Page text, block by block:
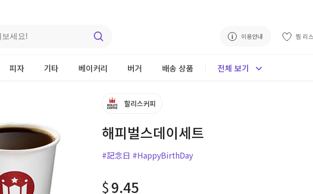
이용안내 찜 리
피자 기타 베이커리 버거 배송 상품 전체 보기
할리스커피
해피벌스데이세트
#記念日 #HappyBirthDay
$9.45